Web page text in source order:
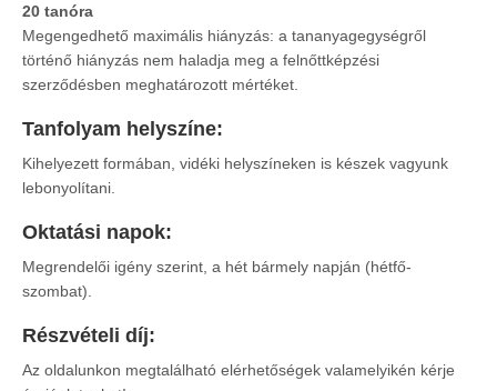
20 tanóra
Megengedhető maximális hiányzás: a tananyagegységről
történő hiányzás nem haladja meg a felnőttképzési
szerződésben meghatározott mértéket.
Tanfolyam helyszíne:
Kihelyezett formában, vidéki helyszíneken is készek vagyunk
lebonyolítani.
Oktatási napok:
Megrendelői igény szerint, a hét bármely napján (hétfő-
szombat).
Részvételi díj:
Az oldalunkon megtalálható elérhetőségek valamelyikén kérje